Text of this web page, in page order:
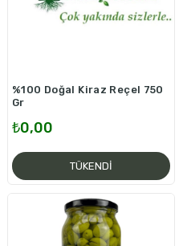
TÜKENDI
%100 Doğal Kiraz Reçel 750
Gr
₺0,00